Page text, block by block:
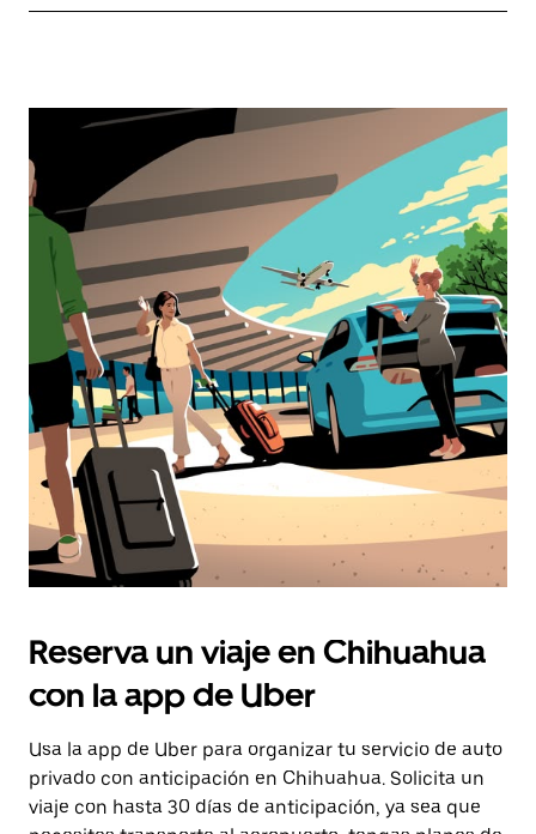
Reserva un viaje en Chihuahua
con la app de Uber
Usa la app de Uber para organizar tu servicio de auto
privado con anticipación en Chihuahua. Solicita un
viaje con hasta 30 días de anticipación, ya sea que